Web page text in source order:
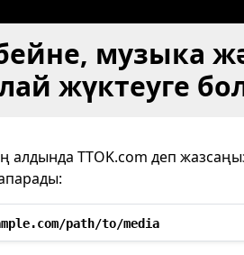
музыка
жүктеуге
алдында TTOK.com деп
path/to/media